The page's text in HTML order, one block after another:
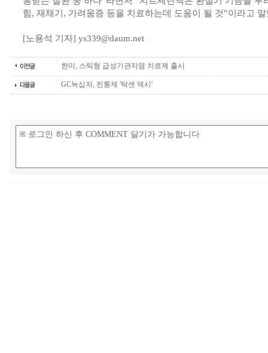
힘, 재채기, 가려움증 등을 치료하는데 도움이 될 것”이라고 말
[노용석 기자] ys339@daum.net
한미, 스틱형 급성기관지염 치료제 출시
GC녹십자, 진통제 '탁센 덱시'